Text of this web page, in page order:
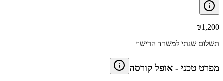
₪1,200
תשלום שנתי למשרד הרישוי
מפרט טכני - אופל קורסה